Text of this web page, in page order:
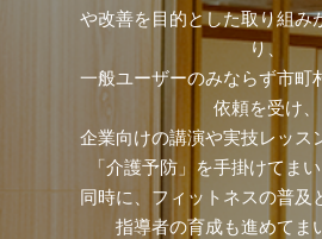
や改善を目的とした取り組み
り、
一般ユーザーのみならず市町
依頼を受け、
企業向けの講演や実技レッス
「介護予防」を手掛けてま
同時に、フィットネスの普及
指導者の育成も進めてま